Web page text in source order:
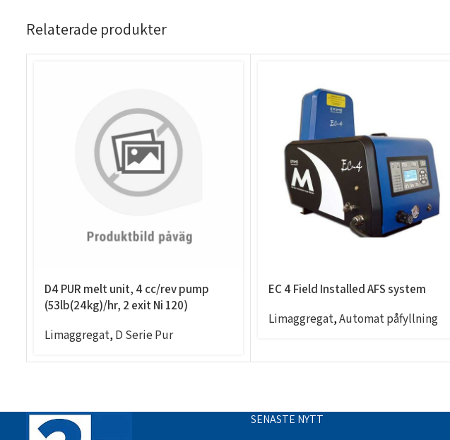
Relaterade produkter
D4 PUR melt unit, 4 cc/rev pump
(53lb(24kg)/hr, 2 exit Ni 120)
Limaggregat, D Serie Pur
EC 4 Field Installed AFS system
Limaggregat,Automat påfyllning
SENASTE NYTT